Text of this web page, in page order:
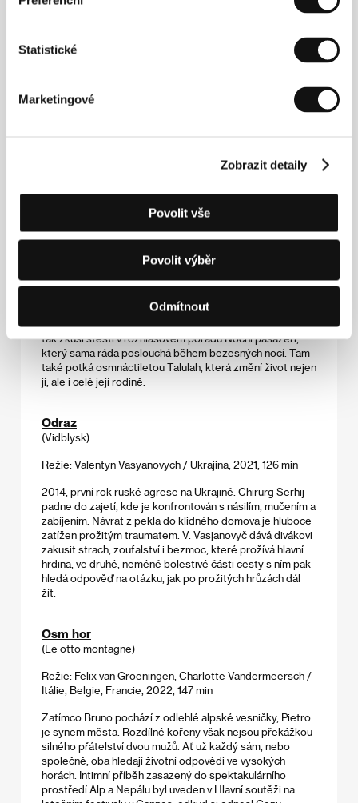
Statistické
Marketingové
Zobrazit detaily
Povolit vše
Povolit výběr
Odmítnout
Režie: Anna Eszter Nemes, László Csuja / Maďarsko,
Edina by udělala cokoliv, aby si splnila svůj sen, vyhrát
světový pohár v kulturistice. Protože trénink a podpůrné
vnímá i samu sebe. Dokud do jejího života nevstoupí
(Les passagers de la nuit)
Režie: Mikhaël Hers / Francie, 2022, 111 min
připraveny vyletět z hnízda. Po letech finančního zajištění
tak zkusí štěstí v rozhlasovém pořadu Noční pasažéři,
který sama ráda poslouchá během bezesných nocí. Tam
také potká osmnáctiletou Talulah, která změní život nejen
jí, ale i celé její rodině.
Odraz
(Vidblysk)
Režie: Valentyn Vasyanovych / Ukrajina, 2021, 126 min
2014, první rok ruské agrese na Ukrajině. Chirurg Serhij
padne do zajetí, kde je konfrontován s násilím, mučením a
zabíjením. Návrat z pekla do klidného domova je hluboce
zatížen prožitým traumatem. V. Vasjanovyč dává divákovi
zakusit strach, zoufalství i bezmoc, které prožívá hlavní
hrdina, ve druhé, neméně bolestivé části cesty s ním pak
hledá odpověď na otázku, jak po prožitých hrůzách dál
žít.
Osm hor
(Le otto montagne)
Režie: Felix van Groeningen, Charlotte Vandermeersch /
Itálie, Belgie, Francie, 2022, 147 min
Zatímco Bruno pochází z odlehlé alpské vesničky, Pietro
je synem města. Rozdílné kořeny však nejsou překážkou
silného přátelství dvou mužů. Ať už každý sám, nebo
společně, oba hledají životní odpovědi ve vysokých
horách. Intimní příběh zasazený do spektakulárního
prostředí Alp a Nepálu byl uveden v Hlavní soutěži na